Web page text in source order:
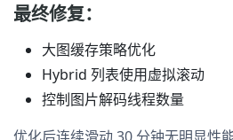
最终修复：
大图缓存策略优化
Hybrid 列表使用虚拟滚动
控制图片解码线程数量